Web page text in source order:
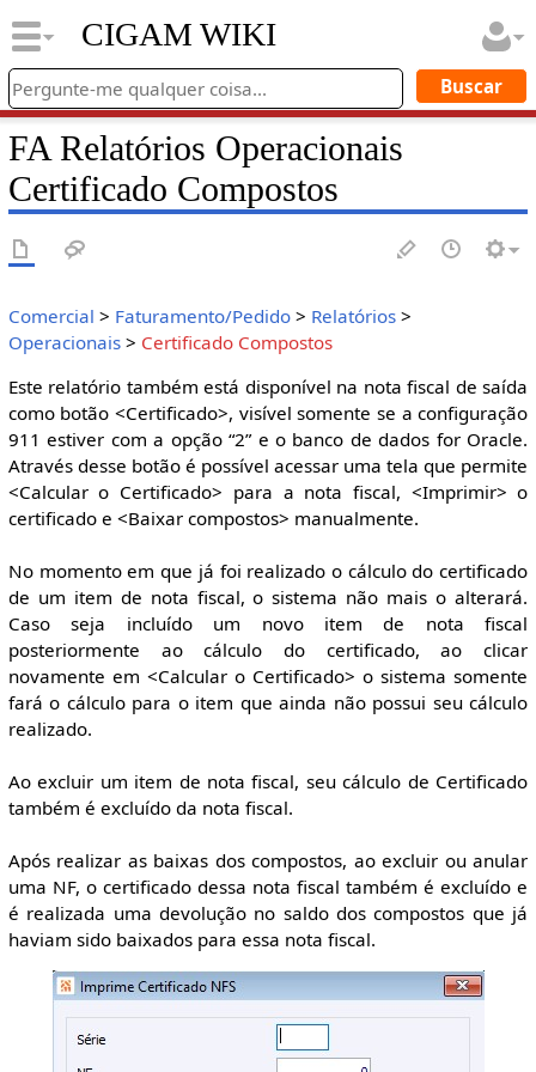
CIGAM WIKI
FA Relatórios Operacionais
Certificado Compostos
Comercial > Faturamento/Pedido> Relatórios>
Operacionais> Certificado Compostos
Este relatório também está disponível na nota fiscal de saída
como botão <Certificado>, visível somente se a configuração
911 estiver com a opção “2” e o banco de dados for Oracle.
Através desse botão é possível acessar uma tela que permite
<Calcular o Certificado> para a nota fiscal, <Imprimir> o
certificado e <Baixar compostos> manualmente.
No momento em que já foi realizado o cálculo do certificado
de um item de nota fiscal, o sistema não mais o alterará.
Caso seja incluído um novo item de nota fiscal
posteriormente ao cálculo do certificado, ao clicar
novamente em <Calcular o Certificado> o sistema somente
fará o cálculo para o item que ainda não possui seu cálculo
realizado.
Ao excluir um item de nota fiscal, seu cálculo de Certificado
também é excluído da nota fiscal.
Após realizar as baixas dos compostos, ao excluir ou anular
uma NF, o certificado dessa nota fiscal também é excluído e
é realizada uma devolução no saldo dos compostos que já
haviam sido baixados para essa nota fiscal.